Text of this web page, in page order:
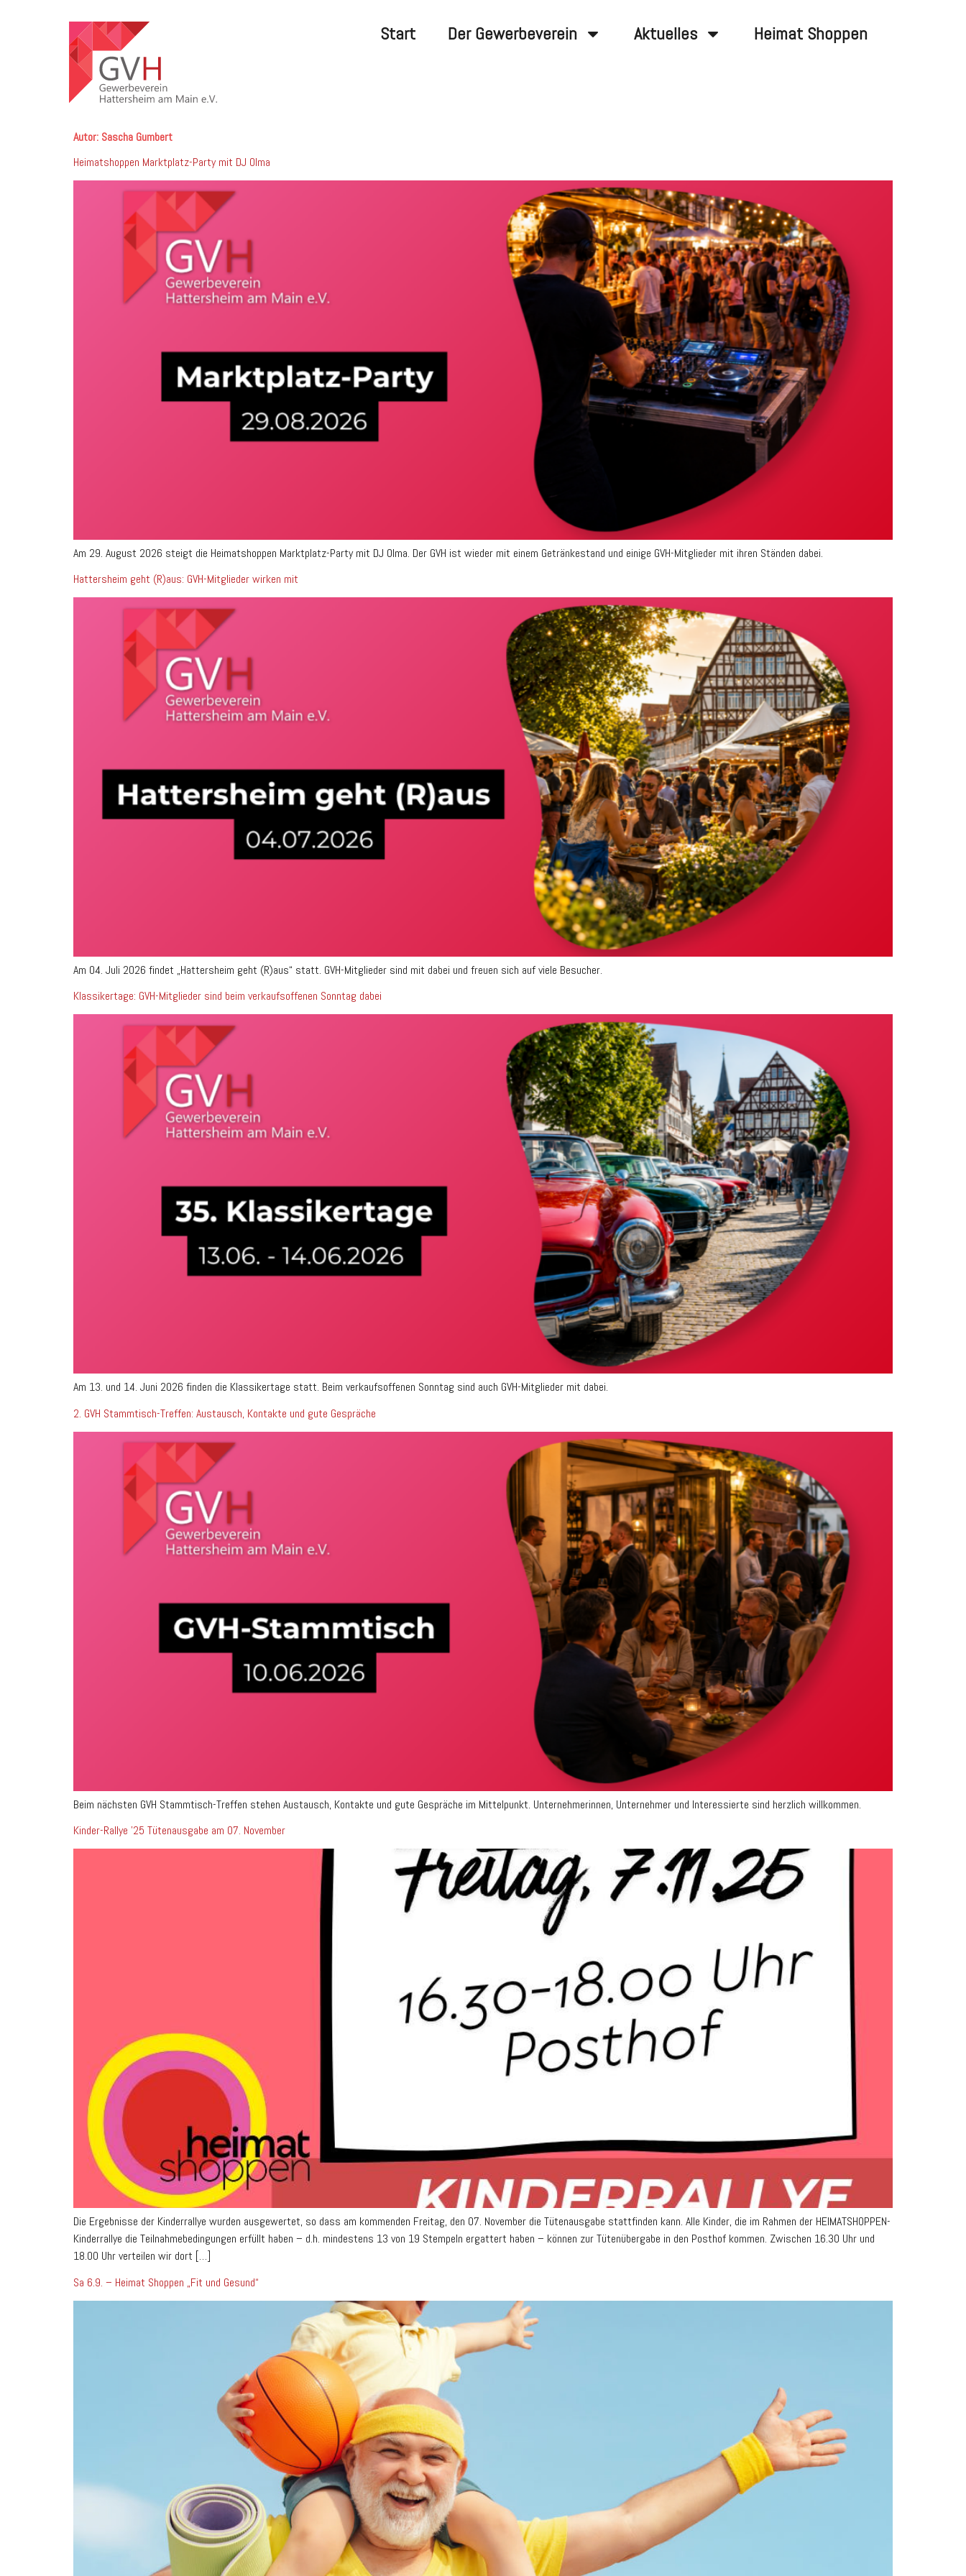
Start Der Gewerbeverein Aktuelles Heimat Shoppen
Autor: Sascha Gumbert
Heimatshoppen Marktplatz-Party mit DJ Olma
Am 29. August 2026 steigt die Heimatshoppen Marktplatz-Party mit DJ Olma. Der GVH ist wieder mit einem Getränkestand und einige GVH-Mitglieder mit ihren Ständen dabei.
Hattersheim geht (R)aus: GVH-Mitglieder wirken mit
Am 04. Juli 2026 findet „Hattersheim geht (R)aus“ statt. GVH-Mitglieder sind mit dabei und freuen sich auf viele Besucher.
Klassikertage: GVH-Mitglieder sind beim verkaufsoffenen Sonntag dabei
Am 13. und 14. Juni 2026 finden die Klassikertage statt. Beim verkaufsoffenen Sonntag sind auch GVH-Mitglieder mit dabei.
2. GVH Stammtisch-Treffen: Austausch, Kontakte und gute Gespräche
Beim nächsten GVH Stammtisch-Treffen stehen Austausch, Kontakte und gute Gespräche im Mittelpunkt. Unternehmerinnen, Unternehmer und Interessierte sind herzlich willkommen.
Kinder-Rallye ’25 Tütenausgabe am 07. November
Die Ergebnisse der Kinderrallye wurden ausgewertet, so dass am kommenden Freitag, den 07. November die Tütenausgabe stattfinden kann. Alle Kinder, die im Rahmen der HEIMATSHOPPEN-
Kinderrallye die Teilnahmebedingungen erfüllt haben – d.h. mindestens 13 von 19 Stempeln ergattert haben – können zur Tütenübergabe in den Posthof kommen. Zwischen 16.30 Uhr und
18.00 Uhr verteilen wir dort […]
Sa 6.9. – Heimat Shoppen „Fit und Gesund“